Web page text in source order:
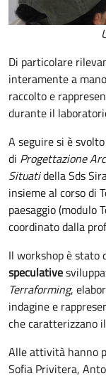
Di particolare
interamente a
raccolto e
durante il
A seguire si è
di Progettazione
Situatidella Sds
insieme al corso di
paesaggio (modulo
coordinato dalla
Il workshop è stato
speculative
Terraforming,
indagine e
che caratterizzano
Alle attività hanno
Sofia Privitera,